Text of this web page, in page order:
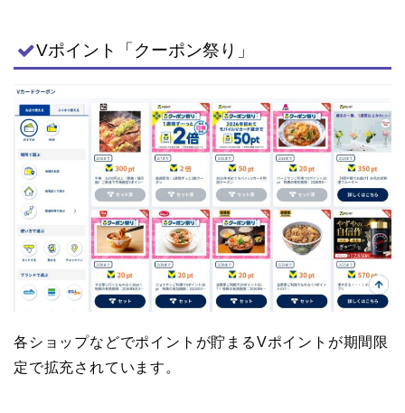
Vポイント「クーポン祭り」
各ショップなどでポイントが貯まるVポイントが期間限
定で拡充されています。